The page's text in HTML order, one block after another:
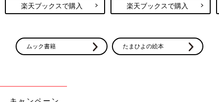
楽天ブックスで購入 楽天ブックスで購入
ムック書籍 たまひよの絵本